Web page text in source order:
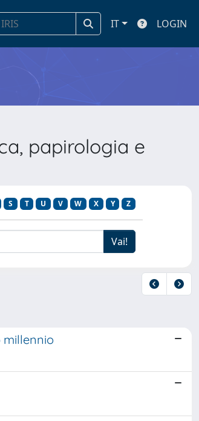
IT LOGIN
papirologia e
S T U V W X Y Z
millennio